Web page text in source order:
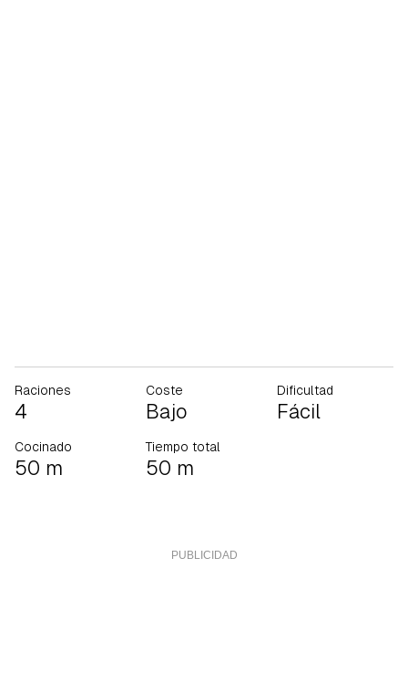
Raciones
4
Coste
Bajo
Dificultad
Fácil
Cocinado
50 m
Tiempo total
50 m